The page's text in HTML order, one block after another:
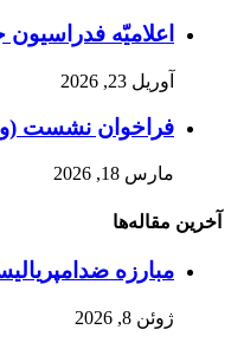
اعلامیّه فدراسیون
آوریل 23, 2026
فراخوان نشست
مارس 18, 2026
آخرین مقاله‌ها
مبارزه
ژوئن 8, 2026